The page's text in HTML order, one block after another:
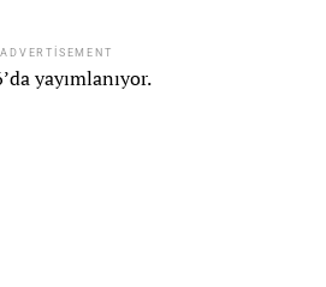
ADVERTISEMENT
yayımlanıyor.